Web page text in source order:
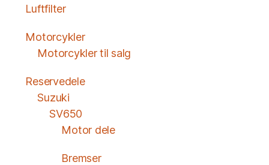
Luftfilter
Motorcykler
Motorcykler til salg
Reservedele
Suzuki
SV650
Motor dele
Bremser